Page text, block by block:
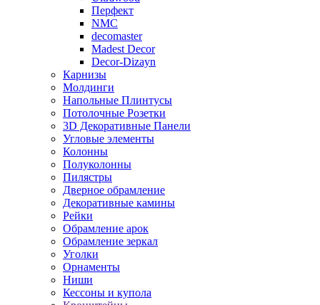
Перфект
NMC
decomaster
Madest Decor
Decor-Dizayn
Карнизы
Молдинги
Напольные Плинтусы
Потолочные Розетки
3D Декоративные Панели
Угловые элементы
Колонны
Полуколонны
Пилястры
Дверное обрамление
Декоративные камины
Рейки
Обрамление арок
Обрамление зеркал
Уголки
Орнаменты
Ниши
Кессоны и купола